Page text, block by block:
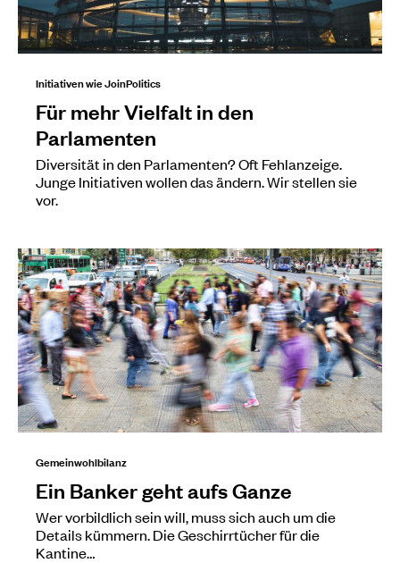
Initiativen wie JoinPolitics
Für mehr Vielfalt in den
Parlamenten
Diversität in den Parlamenten? Oft Fehlanzeige.
Junge Initiativen wollen das ändern. Wir stellen sie
vor.
Gemeinwohlbilanz
Ein Banker geht aufs Ganze
Wer vorbildlich sein will, muss sich auch um die
Details kümmern. Die Geschirrtücher für die
Kantine…